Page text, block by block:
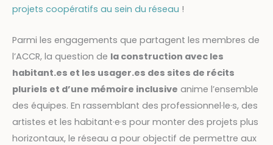
projets coopératifs au sein du réseau !
Parmi les engagements que partagent les membres de
l’ACCR, la question de la construction avec les
habitant.es et les usager.es des sites de récits
pluriels et d’une mémoire inclusive anime l’ensemble
des équipes. En rassemblant des professionnel·le·s, des
artistes et les habitant·e·s pour monter des projets plus
horizontaux, le réseau a pour objectif de permettre aux